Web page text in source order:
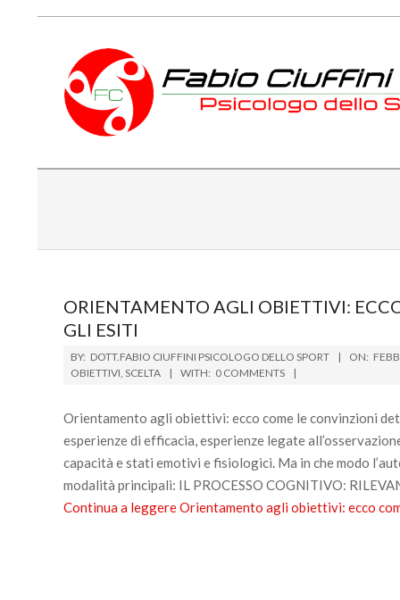
TOSCANA
ORIENTAMENTO AGLI OBIETTIVI:
GLI ESITI
2015-
02-
BY: DOTT.FABIO CIUFFINI PSICOLOGO DELLO SPORT ON:
OBIETTIVI, SCELTA WITH: 0 COMMENTS
Orientamento agli obiettivi: ecco come le convinzioni
esperienze di efficacia, esperienze legate
capacità e stati emotivi e fisiologici. Ma in che modo
modalità principali: IL PROCESSO COGNITIVO:
Continua a leggereOrientamento agli obiettivi: ecco